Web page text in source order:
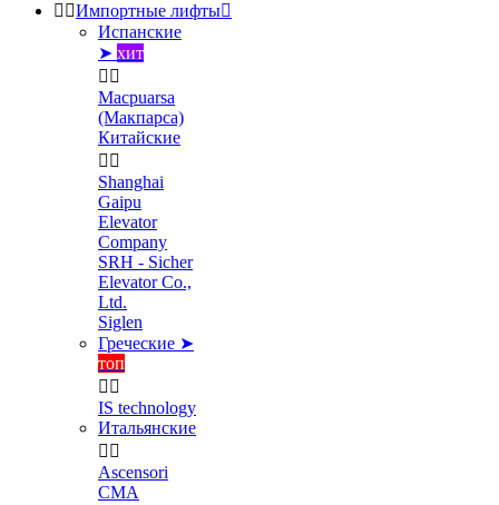
 Импортные лифты
Испанские
➤ хит
 
Macpuarsa
(Макпарса)
Китайские
 
Shanghai
Gaipu
Elevator
Company
SRH - Sicher
Elevator Co.,
Ltd.
Siglen
Греческие ➤
топ
 
IS technology
Итальянские
 
Ascensori
CMA